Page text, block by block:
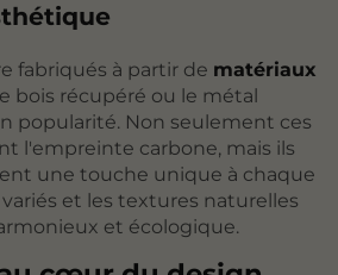
fabriqués à partir de matériaux
bois récupéré ou le métal
popularité. Non seulement ces
l'empreinte carbone, mais ils
une touche unique à chaque
et les textures naturelles
et écologique.